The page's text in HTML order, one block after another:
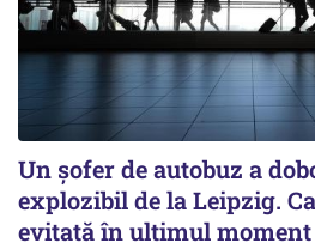
Un șofer de autobuz a
explozibil de la Leipzig.
evitată în ultimul moment